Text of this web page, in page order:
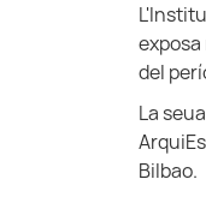
del
La
Bilbao.